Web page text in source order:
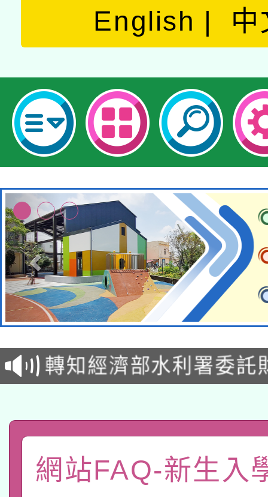
English 中
有關大陸委員會函釋公
薪期間赴陸應申請許可
轉知經濟部水利署委託
用水績優單位及節水達
動」
115年8月22日(星期六
桃園市孔廟祈福系列
開 智慧啟航」
2026年桃園地景藝術
關事宜
轉知教育部國民及學前
網站FAQ-新生入